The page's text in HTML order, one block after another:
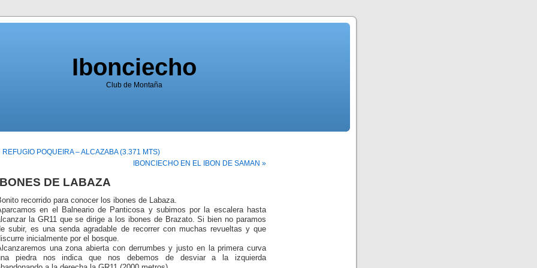
Ibonciecho
Club de Montaña
REFUGIO POQUEIRA – ALCAZABA (3.371 MTS)
IBONCIECHO EN EL IBON DE SAMAN »
DE LABAZA
recorrido para conocer los ibones de Labaza.
en el Balneario de Panticosa y subimos por la escalera hasta
la GR11 que se dirige a los ibones de Brazato. Si bien no paramos
subir, es una senda agradable de recorrer con muchas revueltas y que
inicialmente por el bosque.
una zona abierta con derrumbes y justo en la primera curva
piedra nos indica que nos debemos de desviar a la izquierda